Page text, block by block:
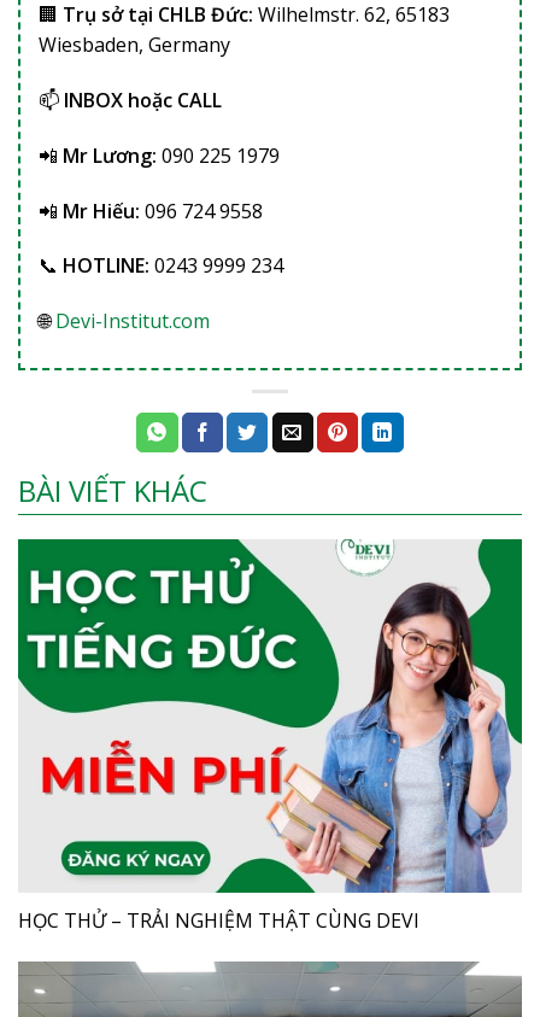
🏢 Trụ sở tại CHLB Đức: Wilhelmstr. 62, 65183
Wiesbaden, Germany
📫 INBOX hoặc CALL
📲 Mr Lương: 090 225 1979
📲 Mr Hiếu: 096 724 9558
📞 HOTLINE: 0243 9999 234
🌐Devi-Institut.com
BÀI VIẾT KHÁC
HỌC THỬ – TRẢI NGHIỆM THẬT CÙNG DEVI